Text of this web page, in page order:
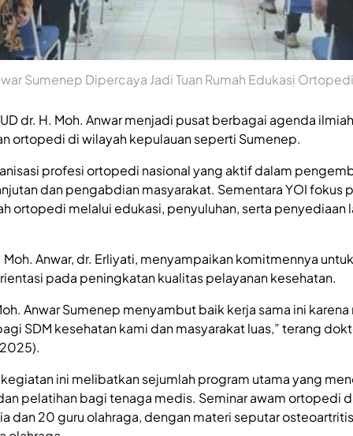
Sumenep Dipercaya Jadi Tuan Rumah Edukasi
dr. H. Moh. Anwar menjadi pusat berbagai agenda
ortopedi di wilayah kepulauan seperti Sumenep.
profesi ortopedi nasional yang aktif dalam
dan pengabdian masyarakat. Sementara YOI fokus
ortopedi melalui edukasi, penyuluhan, serta penyediaan
Moh. Anwar, dr. Erliyati, menyampaikan komitmennya
pada peningkatan kualitas pelayanan kesehatan.
Anwar Sumenep menyambut baik kerja sama ini
SDM kesehatan kami dan masyarakat luas,” terang
ini melibatkan sejumlah program utama yang
pelatihan bagi tenaga medis. Seminar awam ortopedi
dan 20 guru olahraga, dengan materi seputar